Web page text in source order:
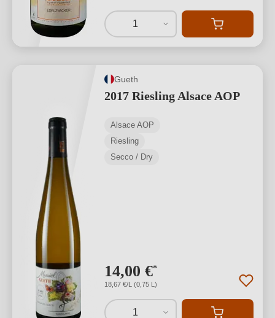
1
Gueth
2017 Riesling Alsace AOP
Alsace AOP
Riesling
Secco / Dry
14,00 €*
18,67 €/L (0,75 L)
1